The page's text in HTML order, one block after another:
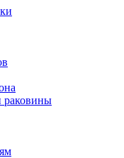
раковины